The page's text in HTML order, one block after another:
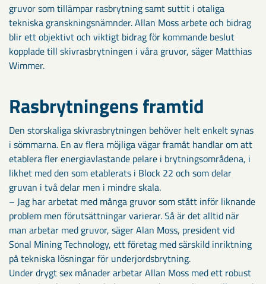
gruvor som tillämpar rasbrytning samt suttit i otaliga
tekniska granskningsnämnder. Allan Moss arbete och bidrag
blir ett objektivt och viktigt bidrag för kommande beslut
kopplade till skivrasbrytningen i våra gruvor, säger Matthias
Wimmer.
Rasbrytningens framtid
Den storskaliga skivrasbrytningen behöver helt enkelt synas
i sömmarna. En av flera möjliga vägar framåt handlar om att
etablera fler energiavlastande pelare i brytningsområdena, i
likhet med den som etablerats i Block 22 och som delar
gruvan i två delar men i mindre skala.
– Jag har arbetat med många gruvor som stått inför liknande
problem men förutsättningar varierar. Så är det alltid när
man arbetar med gruvor, säger Alan Moss, president vid
Sonal Mining Technology, ett företag med särskild inriktning
på tekniska lösningar för underjordsbrytning.
Under drygt sex månader arbetar Allan Moss med ett robust